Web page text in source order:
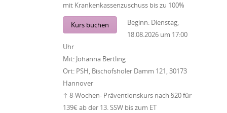
mit Krankenkassenzuschuss bis zu 100%
Kurs buchen Beginn: Dienstag,
18.08.2026 um 17:00
Uhr
Mit: Johanna Bertling
Ort: PSH, Bischofsholer Damm 121, 30173
Hannover
↑ 8-Wochen- Präventionskurs nach §20 für
139€ ab der 13. SSW bis zum ET